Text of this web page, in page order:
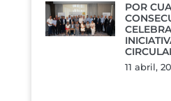
POR
11 abril,